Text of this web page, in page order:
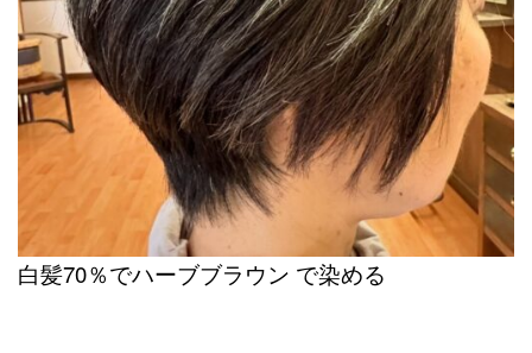
白髪70％でハーブブラウン で染める